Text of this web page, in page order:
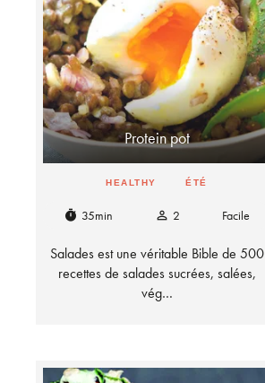
Protein pot
HEALTHY ÉTÉ
timer 35min person_outline 2 Facile
Salades est une véritable Bible de 500
recettes de salades sucrées, salées,
vég…